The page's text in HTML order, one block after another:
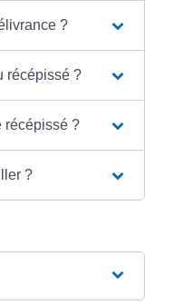
?
récépissé ?
récépissé ?
?